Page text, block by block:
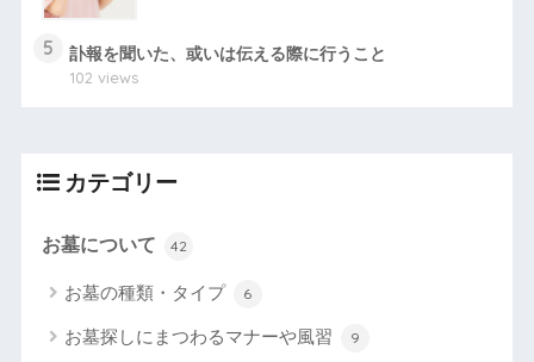
5
訃報を聞いた、或いは伝える際に行うこと
102 views
カテゴリー
お墓について 42
お墓の種類・タイプ 6
お墓探しにまつわるマナーや風習 9